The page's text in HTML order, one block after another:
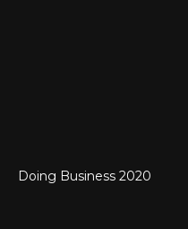
Doing Business 2020